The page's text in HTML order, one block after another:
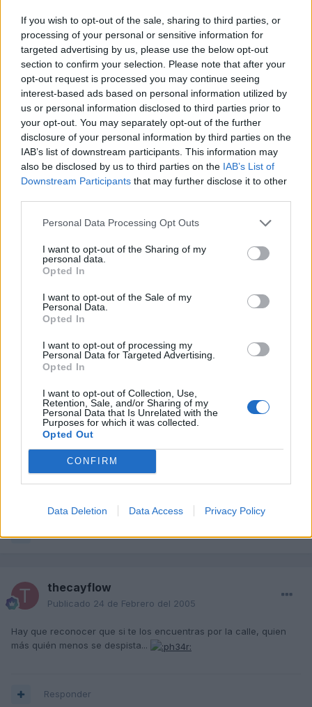
If you wish to opt-out of the sale, sharing to third parties, or
processing of your personal or sensitive information for
targeted advertising by us, please use the below opt-out
section to confirm your selection. Please note that after your
opt-out request is processed you may continue seeing
interest-based ads based on personal information utilized by
us or personal information disclosed to third parties prior to
your opt-out. You may separately opt-out of the further
disclosure of your personal information by third parties on the
IAB’s list of downstream participants. This information may
also be disclosed by us to third parties on the IAB’s List of
Downstream Participants that may further disclose it to other
Personal Data Processing Opt Outs
I want to opt-out of the Sharing of my
personal data.
Opted In
I want to opt-out of the Sale of my
Personal Data.
Opted In
I want to opt-out of processing my
Personal Data for Targeted Advertising.
Opted In
I want to opt-out of Collection, Use,
Retention, Sale, and/or Sharing of my
Personal Data that Is Unrelated with the
Purposes for which it was collected.
Opted Out
CONFIRM
Data Deletion Data Access Privacy Policy
Publicado23 de Febrero del 2005
!Cómo está el personal!
Responder
Xingular
Publicado23 de Febrero del 2005
chaquido
Publicado23 de Febrero del 2005
Responder
tuporaky
Publicado23 de Febrero del 2005
pobre beatlee <_<
thecayflow
Publicado 24 de Febrero del 2005
Hay que reconocer que si te los encuentras por la calle, quien
más quién menos se despista...
Responder